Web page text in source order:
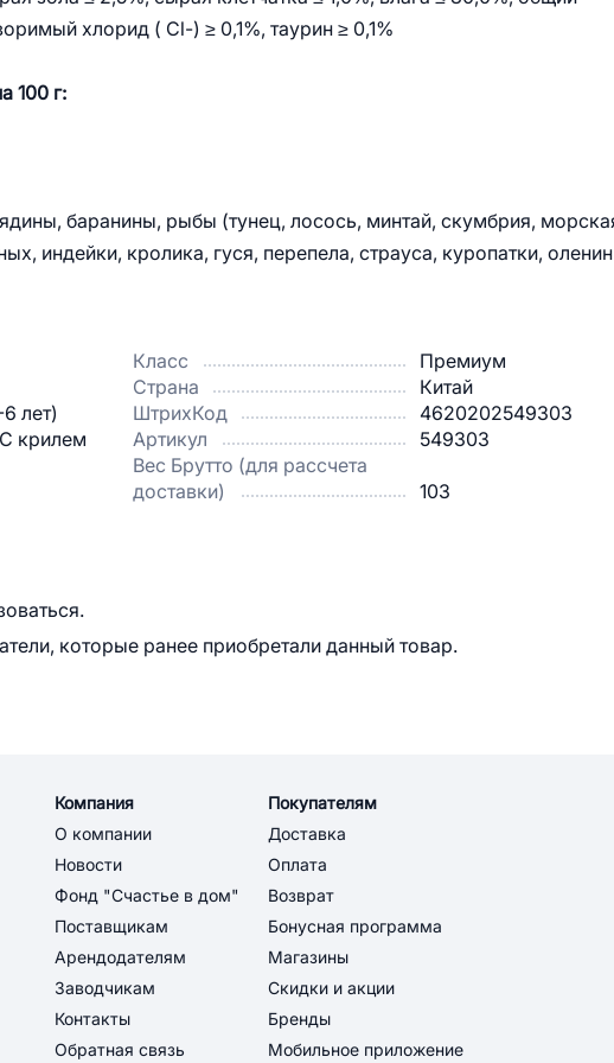
хлорид ( Cl-) ≥ 0,1%, таурин ≥ 0,1%
100 г:
баранины, рыбы (тунец, лосось, минтай, скумбрия,
индейки, кролика, гуся, перепела, страуса, куропатки,
лет)
крилем
Класс
Премиум
Страна
Китай
ШтрихКод
4620202549303
Артикул
549303
Вес Брутто (для рассчета
доставки)
103
которые ранее приобретали данный товар.
Компания
О компании
Новости
Фонд "Счастье в дом"
Поставщикам
Арендодателям
Заводчикам
Контакты
Обратная связь
Покупателям
Доставка
Оплата
Возврат
Бонусная программа
Магазины
Скидки и акции
Бренды
Мобильное приложение